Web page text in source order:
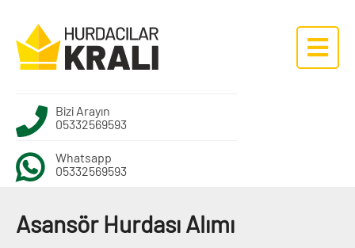
Bizi Arayın
05332569593
Whatsapp
05332569593
Asansör Hurdası Alımı